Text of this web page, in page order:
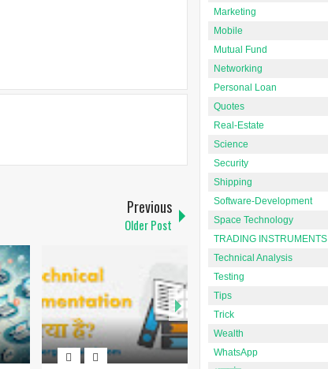
Previous
Older Post
Marketing
Mobile
Mutual Fund
Networking
Personal Loan
Quotes
Real-Estate
Science
Security
Shipping
Software-Development
Space Technology
TRADING INSTRUMENTS
Technical Analysis
Testing
Tips
Trick
Wealth
WhatsApp